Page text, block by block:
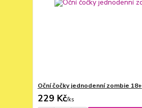
Oční čočky jednodenní zombie 18+
229 Kč/ks